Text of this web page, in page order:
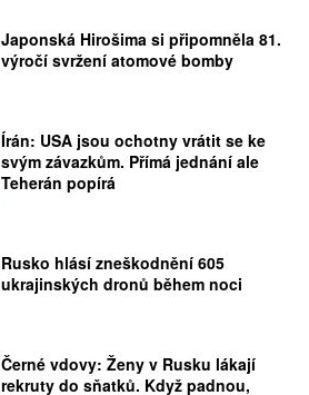
Japonská Hirošima si připomněla 81.
výročí svržení atomové bomby
Írán: USA jsou ochotny vrátit se ke
svým závazkům. Přímá jednání ale
Teherán popírá
Rusko hlásí zneškodnění 605
ukrajinských dronů během noci
Černé vdovy: Ženy v Rusku lákají
rekruty do sňatků. Když padnou,